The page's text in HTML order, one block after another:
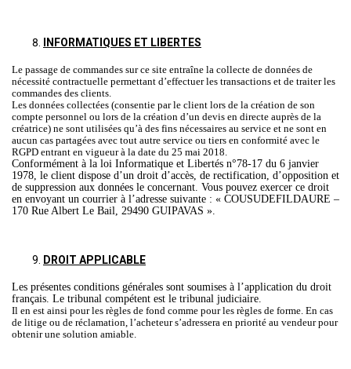
INFORMATIQUES ET LIBERTES
Le passage de commandes sur ce site entraîne la collecte de données de
nécessité contractuelle permettant d’effectuer les transactions et de traiter les
commandes des clients.
Les données collectées (consentie par le client lors de la création de son
compte personnel ou lors de la création d’un devis en directe auprès de la
créatrice) ne sont utilisées qu’à des fins nécessaires au service et ne sont en
aucun cas partagées avec tout autre service ou tiers en conformité avec le
RGPD entrant en vigueur à la date du 25 mai 2018.
Conformément à la loi Informatique et Libertés n°78-17 du 6 janvier
1978, le client dispose d’un droit d’accès, de rectification, d’opposition et
de suppression aux données le concernant. Vous pouvez exercer ce droit
en envoyant un courrier à l’adresse suivante : « COUSUDEFILDAURE –
170 Rue Albert Le Bail, 29490 GUIPAVAS ».
DROIT APPLICABLE
Les présentes conditions générales sont soumises à l’application du droit
français. Le tribunal compétent est le tribunal judiciaire.
Il en est ainsi pour les règles de fond comme pour les règles de forme. En cas
de litige ou de réclamation, l’acheteur s’adressera en priorité au vendeur pour
obtenir une solution amiable.